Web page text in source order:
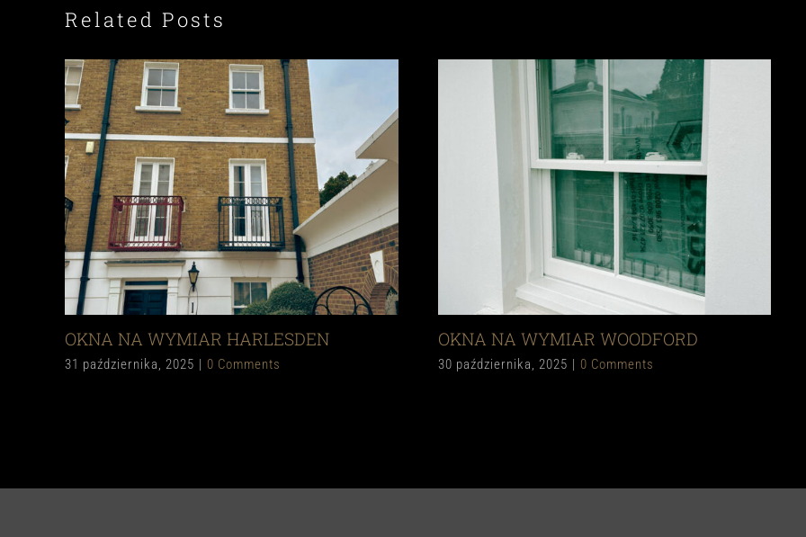
Related Posts
OKNA NA WYMIAR HARLESDEN
31 października, 2025 | 0 Comments
OKNA NA WYMIAR WOODFORD
30 października, 2025 | 0 Comments